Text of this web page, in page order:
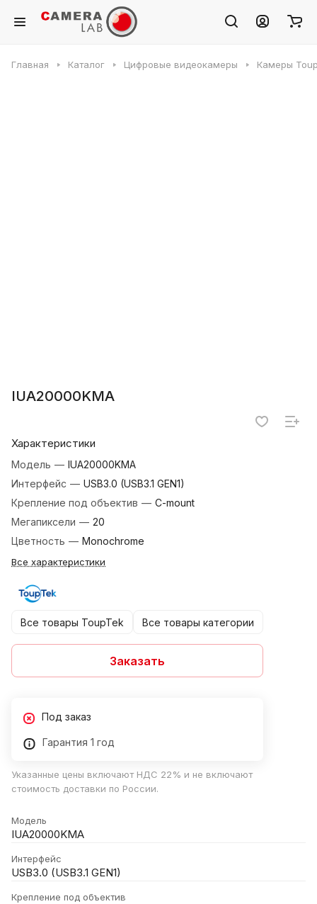
Главная Каталог Цифровые видеокамеры Камеры
IUA20000KMA
Характеристики
Модель — IUA20000KMA
Интерфейс — USB3.0 (USB3.1 GEN1)
Крепление под объектив — C-mount
Мегапиксели — 20
Цветность — Monochrome
Все характеристики
Все товары ToupTek Все товары категории
Заказать
Под заказ
Гарантия 1 год
Указанные цены включают НДС 22% и не включают
стоимость доставки по России.
Модель
IUA20000KMA
Интерфейс
USB3.0 (USB3.1 GEN1)
Крепление под объектив